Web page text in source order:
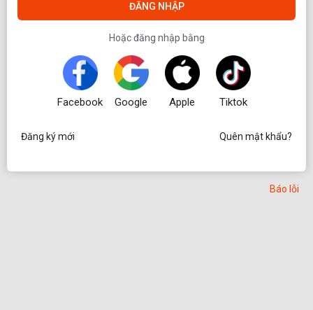
ĐĂNG NHẬP
Hoặc đăng nhập bằng
Đăng ký mới Quên mật khẩu?
Báo lỗi